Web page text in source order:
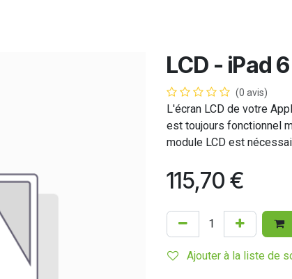
LCD - iPad
(0 avis)
L'écran LCD de votre
est toujours fonctionnel
module LCD est
115,70 €
Ajouter à la liste de